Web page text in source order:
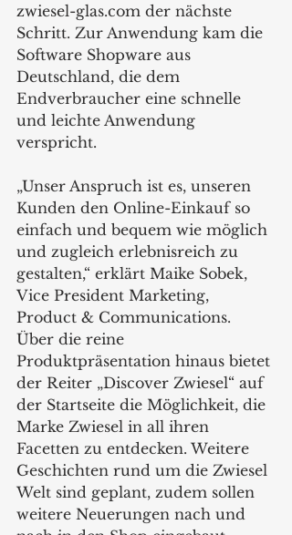
zwiesel-glas.com der nächste
Schritt. Zur Anwendung kam die
Software Shopware aus
Deutschland, die dem
Endverbraucher eine schnelle
und leichte Anwendung
verspricht.
„Unser Anspruch ist es, unseren
Kunden den Online-Einkauf so
einfach und bequem wie möglich
und zugleich erlebnisreich zu
gestalten,“ erklärt Maike Sobek,
Vice President Marketing,
Product & Communications.
Über die reine
Produktpräsentation hinaus bietet
der Reiter „Discover Zwiesel“ auf
der Startseite die Möglichkeit, die
Marke Zwiesel in all ihren
Facetten zu entdecken. Weitere
Geschichten rund um die Zwiesel
Welt sind geplant, zudem sollen
weitere Neuerungen nach und